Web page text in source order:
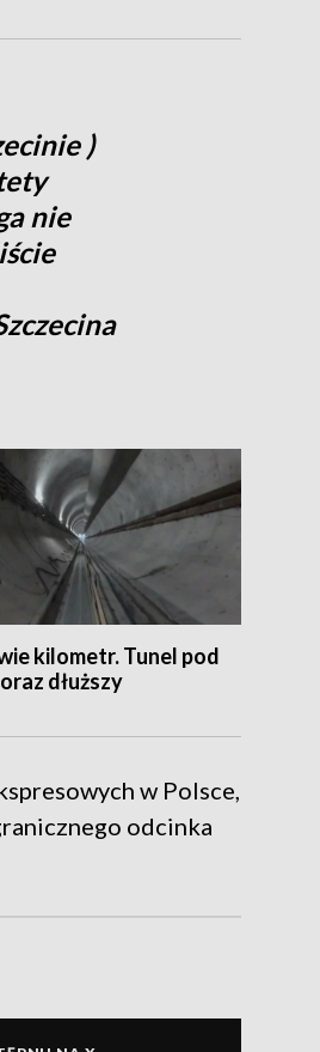
)
nie
kilometr. Tunel pod
dłuższy
w Polsce,
odcinka